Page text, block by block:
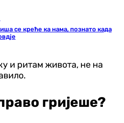
се креће ка нама, познато када
и ритам живота, не на
гријеше?